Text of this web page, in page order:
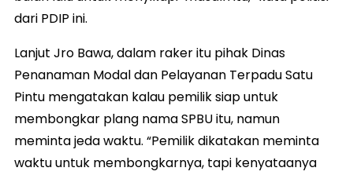
dari PDIP ini.
Lanjut Jro Bawa, dalam raker itu pihak Dinas
Penanaman Modal dan Pelayanan Terpadu Satu
Pintu mengatakan kalau pemilik siap untuk
membongkar plang nama SPBU itu, namun
meminta jeda waktu. “Pemilik dikatakan meminta
waktu untuk membongkarnya, tapi kenyataanya